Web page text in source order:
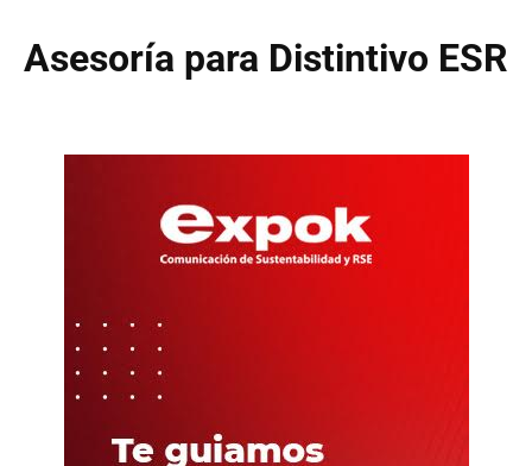
Asesoría para Distintivo ESR